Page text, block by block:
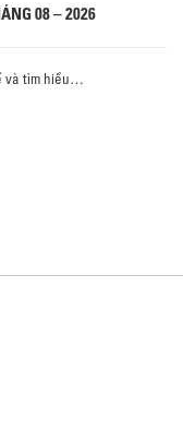
08 – 2026
và tìm hiểu…